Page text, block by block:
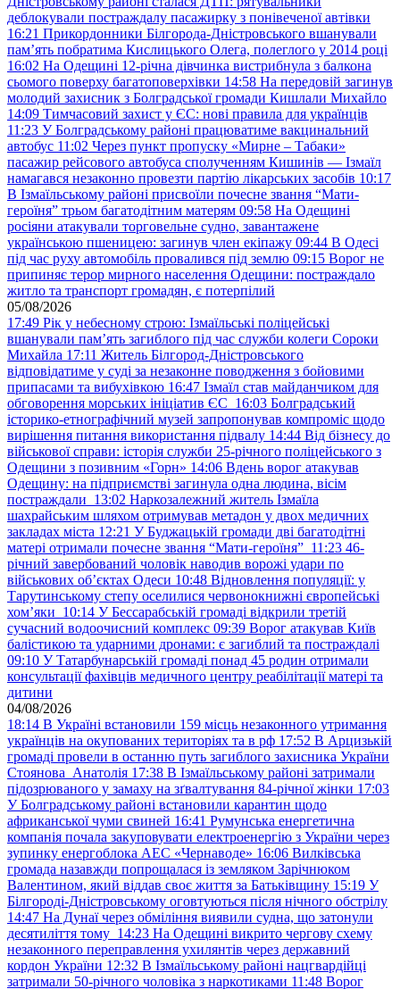
деблокували постраждалу пасажирку з понівеченої автівки
16:21 Прикордонники Білгорода-Дністровського вшанували
пам’ять побратима Кислицького Олега, полеглого у 2014 році
16:02 На Одещині 12-річна дівчинка вистрибнула з балкона
сьомого поверху багатоповерхівки 14:58 На передовій загинув
молодий захисник з Болградської громади Кишлали Михайло
14:09 Тимчасовий захист у ЄС: нові правила для українців
11:23 У Болградському районі працюватиме вакцинальний
автобус 11:02 Через пункт пропуску «Мирне – Табаки»
пасажир рейсового автобуса сполученням Кишинів — Ізмаїл
намагався незаконно провезти партію лікарських засобів 10:17
В Ізмаїльському районі присвоїли почесне звання “Мати-
героїня” трьом багатодітним матерям 09:58 На Одещині
росіяни атакували торговельне судно, завантажене
українською пшеницею: загинув член екіпажу 09:44 В Одесі
під час руху автомобіль провалився під землю 09:15 Ворог не
припиняє терор мирного населення Одещини: постраждало
житло та транспорт громадян, є потерпілий
05/08/2026
17:49 Рік у небесному строю: Ізмаїльські поліцейські
вшанували пам’ять загиблого під час служби колеги Сороки
Михайла 17:11 Житель Білгород-Дністровського
відповідатиме у суді за незаконне поводження з бойовими
припасами та вибухівкою 16:47 Ізмаїл став майданчиком для
обговорення морських ініціатив ЄС 16:03 Болградський
історико-етнографічний музей запропонував компроміс щодо
вирішення питання використання підвалу 14:44 Від бізнесу до
військової справи: історія служби 25-річного поліцейського з
Одещини з позивним «Горн» 14:06 Вдень ворог атакував
Одещину: на підприємстві загинула одна людина, вісім
постраждали 13:02 Наркозалежний житель Ізмаїла
шахрайським шляхом отримував метадон у двох медичних
закладах міста 12:21 У Буджацькій громади дві багатодітні
матері отримали почесне звання “Мати-героїня” 11:23 46-
річний завербований чоловік наводив ворожі удари по
військових обʼєктах Одеси 10:48 Відновлення популяції: у
Тарутинському степу оселилися червонокнижні європейські
хом’яки 10:14 У Бессарабській громаді відкрили третій
сучасний водоочисний комплекс 09:39 Ворог атакував Київ
балістикою та ударними дронами: є загиблий та постраждалі
09:10 У Татарбунарській громаді понад 45 родин отримали
консультації фахівців медичного центру реабілітації матері та
дитини
04/08/2026
18:14 В Україні встановили 159 місць незаконного утримання
українців на окупованих територіях та в рф 17:52 В Арцизькій
громаді провели в останню путь загиблого захисника України
Стоянова Анатолія 17:38 В Ізмаїльському районі затримали
підозрюваного у замаху на зґвалтування 84-річної жінки 17:03
У Болградському районі встановили карантин щодо
африканської чуми свиней 16:41 Румунська енергетична
компанія почала закуповувати електроенергію з України через
зупинку енергоблока АЕС «Чернаводе» 16:06 Вилківська
громада назавжди попрощалася із земляком Зарічнюком
Валентином, який віддав своє життя за Батьківщину 15:19 У
Білгороді-Дністровському оговтуються після нічного обстрілу
14:47 На Дунаї через обміління виявили судна, що затонули
десятиліття тому 14:23 На Одещині викрито чергову схему
незаконного переправлення ухилянтів через державний
кордон України 12:32 В Ізмаїльському районі нацгвардійці
затримали 50-річного чоловіка з наркотиками 11:48 Ворог